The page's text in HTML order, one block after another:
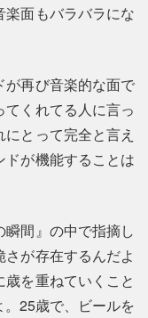
面もバラバラにな
が再び音楽的な面で
くれてる人に言っ
とって完全と言え
ドが機能することは
瞬間』の中で指摘し
が存在するんだよ
を重ねていくこと
25歳で、ビールを